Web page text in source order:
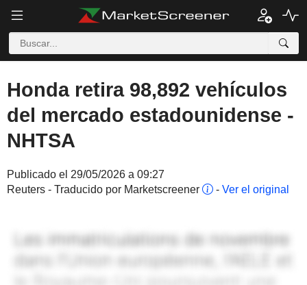
Honda retira 98,892 vehículos
del mercado estadounidense -
NHTSA
Publicado el 29/05/2026 a 09:27
Reuters - Traducido por Marketscreener
- Ver el original